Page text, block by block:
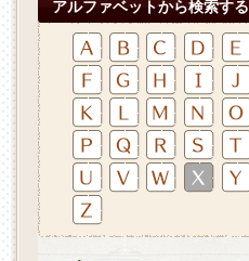
アルファベットから検索する